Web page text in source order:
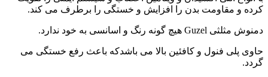
کرده و مقاومت بدن را افزایش و خستگی را برطرف می کند.
دمنوش مثلثی Guzel هیچ گونه رنگ و اسانسی به خود ندارد.
حاوی پلی فنول و کافئین بالا می باشدکه باعث رفع خستگی می
گردد.